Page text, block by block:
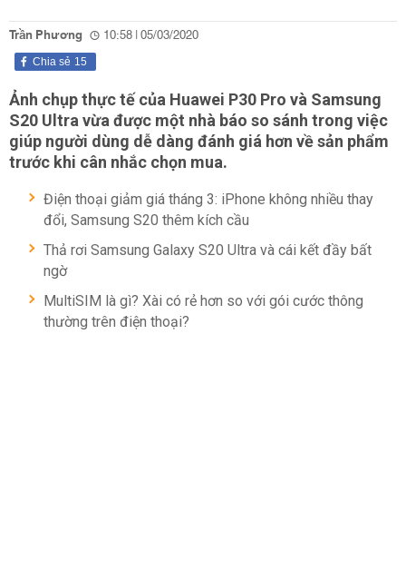
Trần Phương 10:58 | 05/03/2020
15
Chia sẻ
Ảnh chụp thực tế của Huawei P30 Pro và Samsung
S20 Ultra vừa được một nhà báo so sánh trong việc
giúp người dùng dễ dàng đánh giá hơn về sản phẩm
trước khi cân nhắc chọn mua.
Điện thoại giảm giá tháng 3: iPhone không nhiều thay
đổi, Samsung S20 thêm kích cầu
Thả rơi Samsung Galaxy S20 Ultra và cái kết đầy bất
ngờ
MultiSIM là gì? Xài có rẻ hơn so với gói cước thông
thường trên điện thoại?